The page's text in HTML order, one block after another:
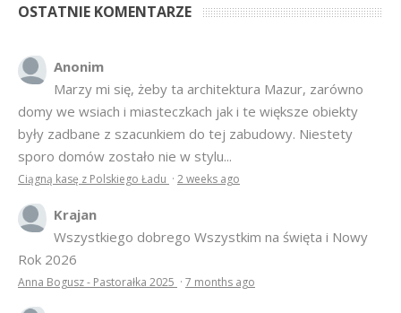
OSTATNIE KOMENTARZE
Anonim
Marzy mi się, żeby ta architektura Mazur, zarówno
domy we wsiach i miasteczkach jak i te większe obiekty
były zadbane z szacunkiem do tej zabudowy. Niestety
sporo domów zostało nie w stylu...
Ciągną kasę z Polskiego Ładu · 2 weeks ago
Krajan
Wszystkiego dobrego Wszystkim na święta i Nowy
Rok 2026
Anna Bogusz - Pastorałka 2025 · 7 months ago